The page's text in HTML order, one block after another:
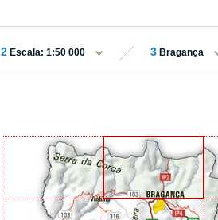
2 Escala: 1:50 000 3 Bragança